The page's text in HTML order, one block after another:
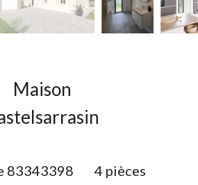
Maison
83343398
4 pièces